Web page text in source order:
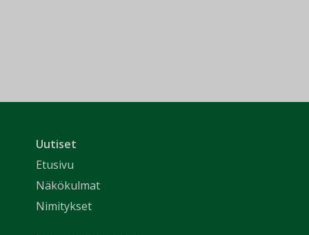
Uutiset
Etusivu
Näkökulmat
Nimitykset